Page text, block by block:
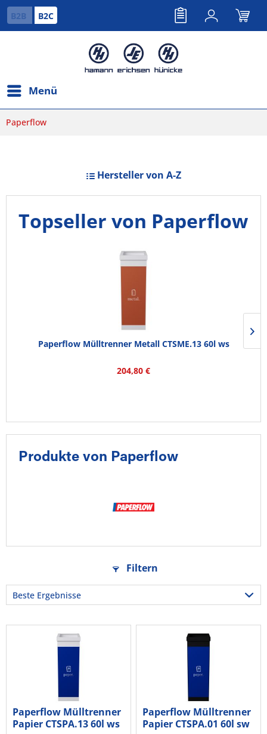
B2B B2C
Menü
Paperflow
Hersteller von A-Z
Topseller von Paperflow
Paperflow Mülltrenner Metall CTSME.13 60l ws
204,80 €
Produkte von Paperflow
Filtern
Paperflow Mülltrenner
Papier CTSPA.13 60l ws
Paperflow Mülltrenner
Papier CTSPA.01 60l sw